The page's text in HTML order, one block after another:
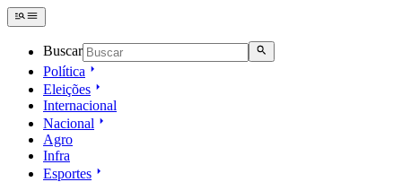
Buscar
Política
Eleições
Internacional
Nacional
Agro
Infra
Esportes